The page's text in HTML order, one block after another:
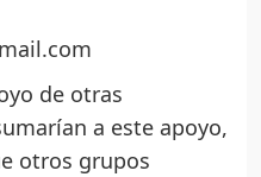
de otras
a este apoyo,
otros grupos